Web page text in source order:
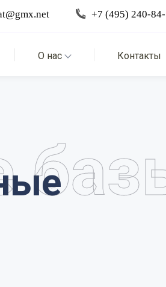
О нас Контакты